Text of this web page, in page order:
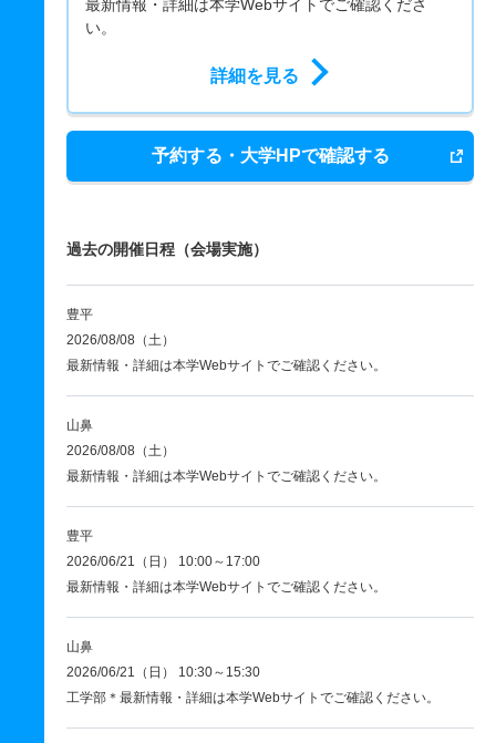
最新情報・詳細は本学Webサイトでご確認くださ
い。
詳細を見る
予約する・大学HPで確認する
過去の開催日程（会場実施）
豊平
2026/08/08（土）
最新情報・詳細は本学Webサイトでご確認ください。
山鼻
2026/08/08（土）
最新情報・詳細は本学Webサイトでご確認ください。
豊平
2026/06/21（日） 10:00～17:00
最新情報・詳細は本学Webサイトでご確認ください。
山鼻
2026/06/21（日） 10:30～15:30
工学部＊最新情報・詳細は本学Webサイトでご確認ください。